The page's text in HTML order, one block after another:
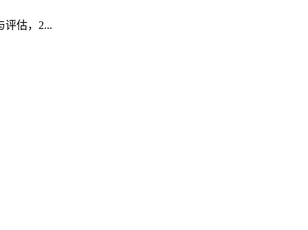
评估，2...